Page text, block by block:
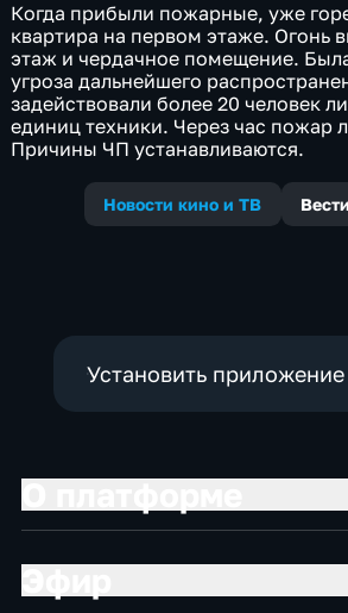
Когда прибыли пожарные, уже
квартира на первом этаже. Огонь
этаж и чердачное помещение.
угроза дальнейшего
задействовали более 20 человек
единиц техники. Через час пожар
Причины ЧП устанавливаются.
Новости кино и ТВ
Установить